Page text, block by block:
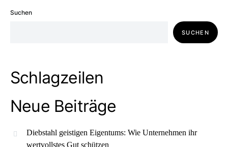
Suchen
SUCHEN
Schlagzeilen
Neue Beiträge
Diebstahl geistigen Eigentums: Wie Unternehmen ihr
wertvollstes Gut schützen